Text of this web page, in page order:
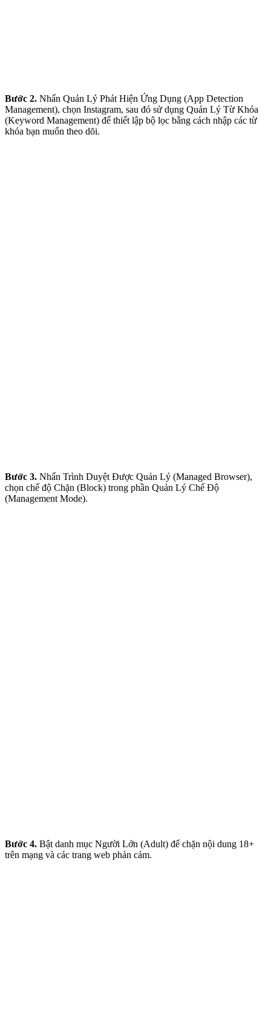
Bước 2. Nhấn Quản Lý Phát Hiện Ứng Dụng (App Detection
Management), chọn Instagram, sau đó sử dụng Quản Lý Từ Khóa
(Keyword Management) để thiết lập bộ lọc bằng cách nhập các từ
khóa bạn muốn theo dõi.
Bước 3. Nhấn Trình Duyệt Được Quản Lý (Managed Browser),
chọn chế độ Chặn (Block) trong phần Quản Lý Chế Độ
(Management Mode).
Bước 4. Bật danh mục Người Lớn (Adult) để chặn nội dung 18+
trên mạng và các trang web phản cảm.